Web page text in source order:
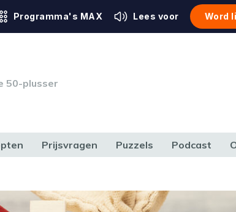
Programma's MAX Lees voor Word
50-plusser
Prijsvragen Puzzels Podcast